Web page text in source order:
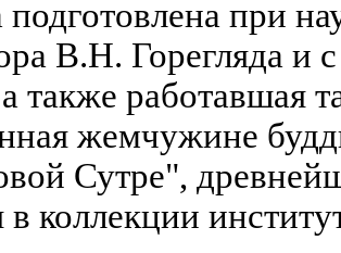
при
В.Н. Горегляда и
также работавшая
жемчужине
Сутре",
в коллекции